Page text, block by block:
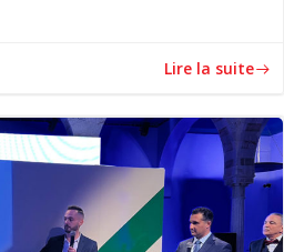
Lire la suite